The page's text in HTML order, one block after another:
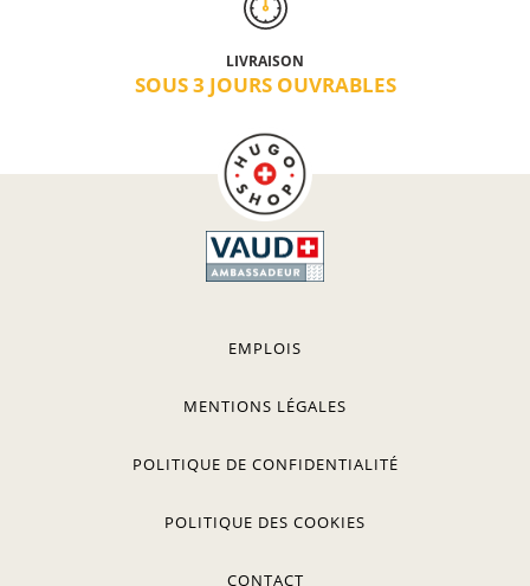
LIVRAISON
SOUS 3 JOURS OUVRABLES
EMPLOIS
MENTIONS LÉGALES
POLITIQUE DE CONFIDENTIALITÉ
POLITIQUE DES COOKIES
CONTACT